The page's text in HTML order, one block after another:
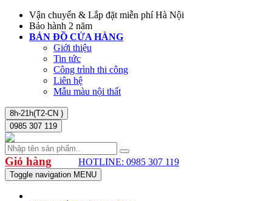
Vận chuyển & Lắp đặt miễn phí Hà Nội
Bảo hành 2 năm
BẢN ĐỒ CỬA HÀNG
Giới thiệu
Tin tức
Công trình thi công
Liên hệ
Mẫu màu nội thất
8h-21h(T2-CN )
0985 307 119
Giỏ hàng HOTLINE: 0985 307 119
Toggle navigation MENU